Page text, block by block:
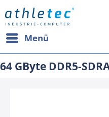
Menü
64 GByte DDR5-